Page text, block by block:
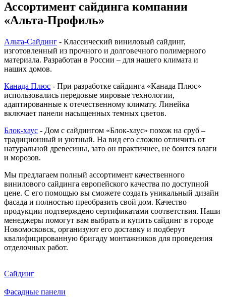
Ассортимент сайдинга компании
«Альта-Профиль»
Альта-Сайдинг - Классический виниловый сайдинг,
изготовленный из прочного и долговечного полимерного
материала. Разработан в России – для нашего климата и
наших домов.
Канада Плюс - При разработке сайдинга «Канада Плюс»
использовались передовые мировые технологии,
адаптированные к отечественному климату. Линейка
включает панели насыщенных темных цветов.
Блок-хаус - Дом с сайдингом «Блок-хаус» похож на сруб –
традиционный и уютный. На вид его сложно отличить от
натуральной древесины, зато он практичнее, не боится влаги
и морозов.
Мы предлагаем полный ассортимент качественного
винилового сайдинга европейского качества по доступной
цене. С его помощью вы сможете создать уникальный дизайн
фасада и полностью преобразить свой дом. Качество
продукции подтверждено сертификатами соответствия. Наши
менеджеры помогут вам выбрать и купить сайдинг в городе
Новомосковск, организуют его доставку и подберут
квалифицированную бригаду монтажников для проведения
отделочных работ.
Сайдинг
Фасадные панели